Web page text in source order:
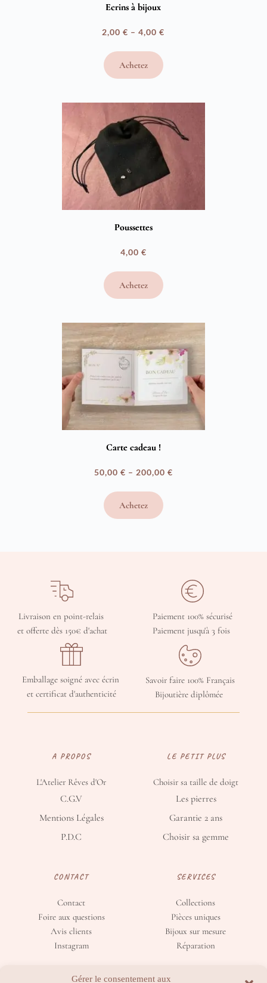
Gérer le consentement aux
Ecrins à bijoux
2,00€ –4,00€
Plage
de
prix :
4,00 €
Achetez
Poussettes
4,00 €
Achetez
Carte cadeau !
50,00 € – 200,00 €
Plage
prix :
Achetez
Livraison en point-relais
et offerte dès 150€ d'achat
Paiement 100% sécurisé
Paiement jusqu'à 3 fois
Emballage soigné avec écrin
et certificat d'authenticité
Savoir faire 100% Français
Bijoutière diplômée
A PROPOS
L'Atelier Rêves d'Or
C.G.V
Mentions Légales
P.D.C
LE PETIT PLUS
Choisir sa taille de doigt
Les pierres
Garantie 2 ans
Choisir sa gemme
CONTACT
Contact
Foire aux questions
Avis clients
Instagram
SERVICES
Collections
Pièces uniques
Bijoux sur mesure
Réparation